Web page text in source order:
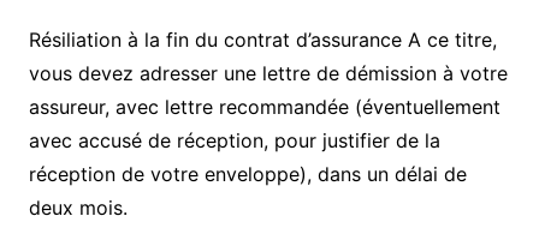
Résiliation à la fin du contrat d’assurance A ce titre,
vous devez adresser une lettre de démission à votre
assureur, avec lettre recommandée (éventuellement
avec accusé de réception, pour justifier de la
réception de votre enveloppe), dans un délai de
deux mois.